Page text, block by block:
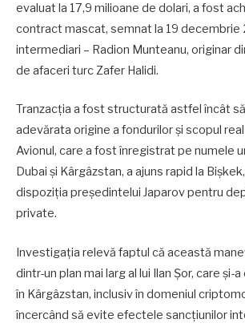
evaluat la 17,9 milioane de dolari, a fost
contract mascat, semnat la 19 decembrie
intermediari – Radion Munteanu, originar
de afaceri turc Zafer Halidi.
Tranzacția a fost structurată astfel încât
adevărata origine a fondurilor și scopul
Avionul, care a fost înregistrat pe numele
Dubai și Kârgâzstan, a ajuns rapid la
dispoziția președintelui Japarov pentru
private.
Investigația relevă faptul că această
dintr-un plan mai larg al lui Ilan Șor, care și-
în Kârgâzstan, inclusiv în domeniul
încercând să evite efectele sancțiunilor